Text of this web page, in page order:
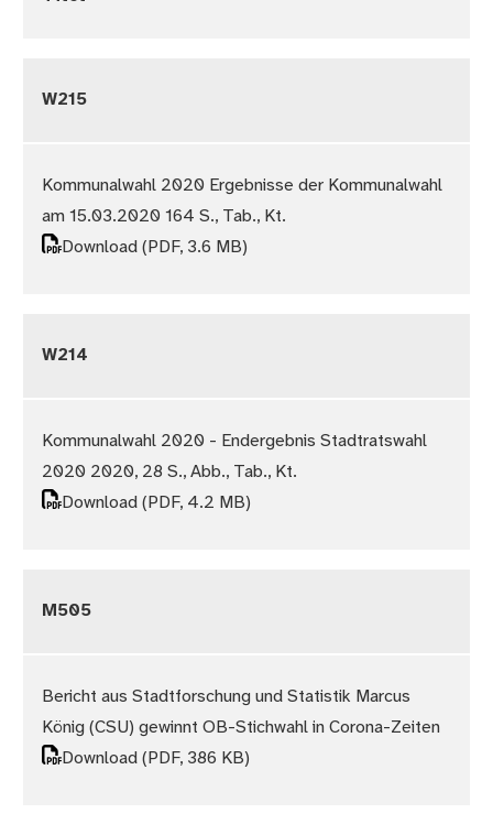
W215
Kommunalwahl 2020 Ergebnisse der Kommunalwahl
am 15.03.2020 164 S., Tab., Kt.
Download(PDF, 3.6 MB)
W214
Kommunalwahl 2020 - Endergebnis Stadtratswahl
2020 2020, 28 S., Abb., Tab., Kt.
Download(PDF, 4.2 MB)
M505
Bericht aus Stadtforschung und Statistik Marcus
König (CSU) gewinnt OB-Stichwahl in Corona-Zeiten
Download(PDF, 386 KB)